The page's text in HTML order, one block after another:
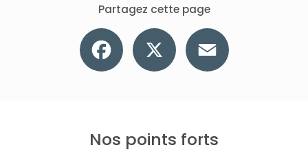
Partagez cette page
Facebook
Nos points forts